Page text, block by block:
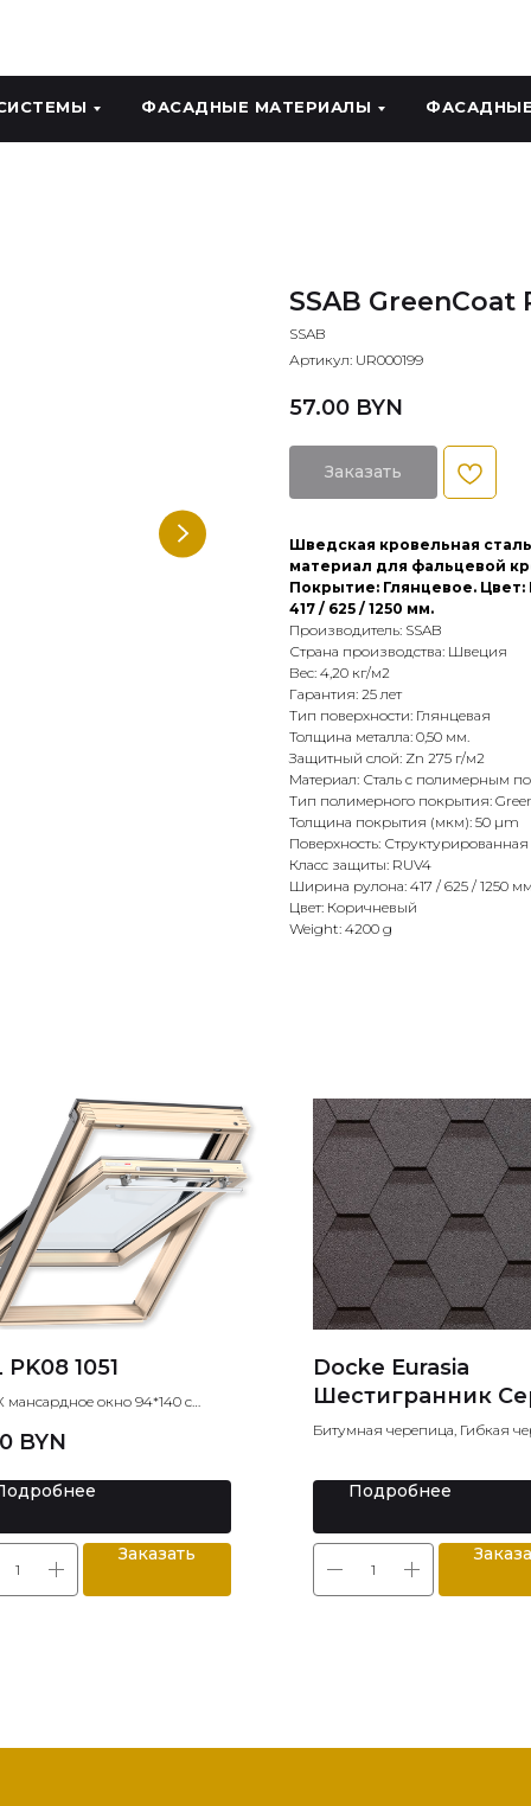
ФАСАДНЫЕ МАТЕРИАЛЫ
SSAB
SSAB
Артикул: UR000199
57.00 BYN
Заказать
Шведская кровельная
материал для фальцевой
Покрытие: Глянцевое.
417 / 625 / 1250 мм.
Производитель: SSAB
Страна производства: Швеция
Вес: 4,20 кг/м2
Гарантия: 25 лет
Тип поверхности: Глянцевая
Толщина металла: 0,50 мм.
Защитный слой: Zn 275 г/м2
Материал: Сталь с полимерным
Тип полимерного покрытия:
Толщина покрытия (мкм): 50 µm
Поверхность: Структурированная
Класс защиты: RUV4
Ширина рулона: 417 / 625 / 1250
Цвет: Коричневый
Weight: 4200 g
PK08 1051
мансардное окно 94*140 с
BYN
Заказать
Docke Eurasia
Шестигранник
Битумная черепица, Гибкая
Подробнее